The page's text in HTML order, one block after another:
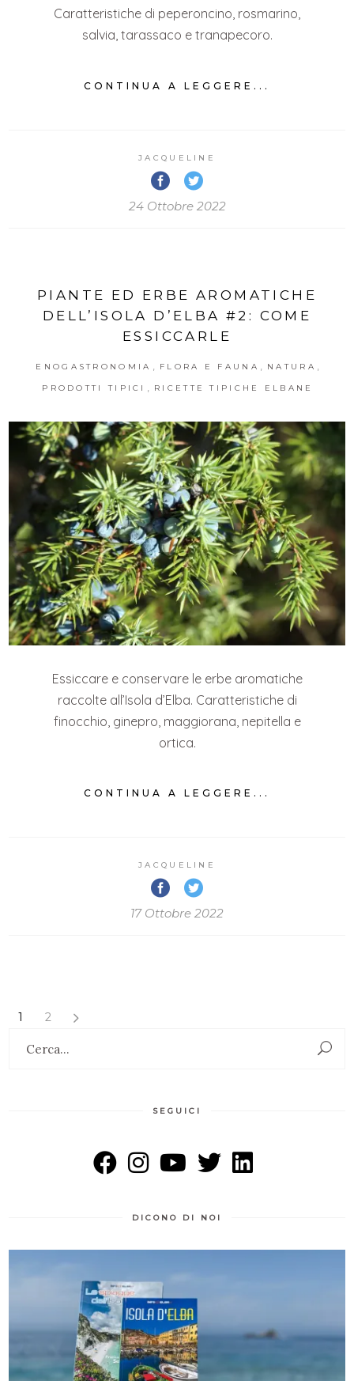
Caratteristiche di peperoncino, rosmarino,
salvia, tarassaco e tranapecoro.
CONTINUA A LEGGERE...
JACQUELINE
24 Ottobre 2022
PIANTE ED ERBE AROMATICHE
DELL’ISOLA D’ELBA #2: COME
ESSICCARLE
ENOGASTRONOMIA FLORA E FAUNA NATURA
PRODOTTI TIPICI RICETTE TIPICHE ELBANE
Essiccare e conservare le erbe aromatiche
raccolte all’Isola d’Elba. Caratteristiche di
finocchio, ginepro, maggiorana, nepitella e
ortica.
CONTINUA A LEGGERE...
JACQUELINE
17 Ottobre 2022
1 2
SEGUICI
DICONO DI NOI